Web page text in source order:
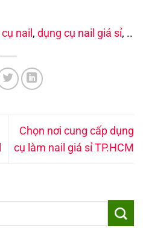
nail , dụng cụ nail giá sỉ, ..
Chọn nơi cung cấp dụng
cụ làm nail giá sỉ TP.HCM